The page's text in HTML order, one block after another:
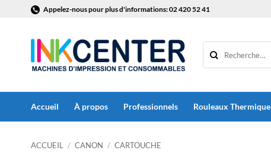
contenu
Appelez-nous pour plus d'informations: 02 420 52 41
Accueil À propos Professionnels Rouleaux Thermique
ACCUEIL / CANON / CARTOUCHE